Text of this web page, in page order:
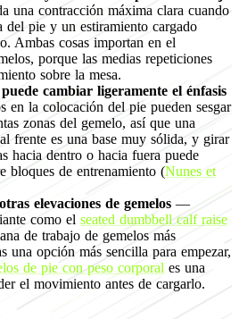
una contracción máxima clara cuando
del pie y un estiramiento cargado
Ambas cosas importan en el
porque las medias repeticiones
sobre la mesa.
cambiar ligeramente el énfasis
en la colocación del pie pueden sesgar
zonas del gemelo, así que una
frente es una base muy sólida, y girar
hacia dentro o hacia fuera puede
bloques de entrenamiento (Nunes et
elevaciones de gemelos —
como el seated dumbbell calf raise
de trabajo de gemelos más
una opción más sencilla para empezar,
de pie con peso corporal es una
el movimiento antes de cargarlo.